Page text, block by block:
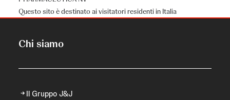
Questo sito è destinato ai visitatori residenti in Italia
Chi siamo
Il Gruppo J&J